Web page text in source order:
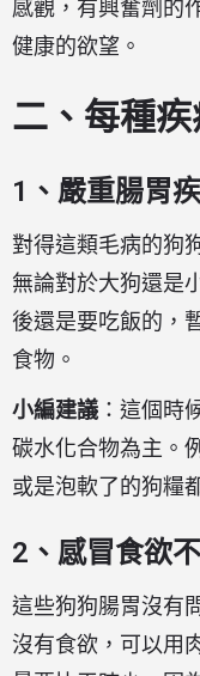
感觀，有興奮劑的
健康的欲望。
二、每種
1、嚴重腸胃
對得這類毛病的狗
無論對於大狗還是
後還是要吃飯的，
食物。
小編建議 ：這個時
碳水化合物為主。
或是泡軟了的狗糧
2、感冒食欲
這些狗狗腸胃沒有
沒有食欲，可以用